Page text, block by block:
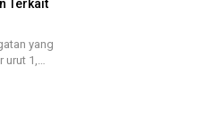
Terkait
yang
urut 1,…